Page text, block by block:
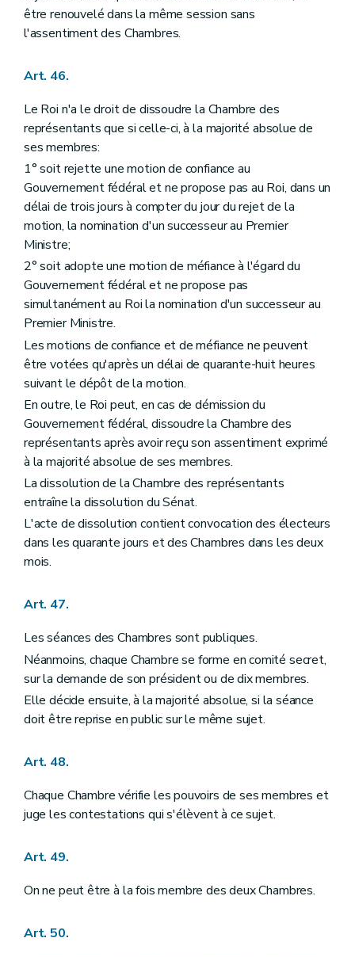
être renouvelé dans la même session sans
l'assentiment des Chambres.
Art. 46.
Le Roi n'a le droit de dissoudre la Chambre des
représentants que si celle-ci, à la majorité absolue de
ses membres:
1° soit rejette une motion de confiance au
Gouvernement fédéral et ne propose pas au Roi, dans un
délai de trois jours à compter du jour du rejet de la
motion, la nomination d'un successeur au Premier
Ministre;
2° soit adopte une motion de méfiance à l'égard du
Gouvernement fédéral et ne propose pas
simultanément au Roi la nomination d'un successeur au
Premier Ministre.
Les motions de confiance et de méfiance ne peuvent
être votées qu'après un délai de quarante-huit heures
suivant le dépôt de la motion.
En outre, le Roi peut, en cas de démission du
Gouvernement fédéral, dissoudre la Chambre des
représentants après avoir reçu son assentiment exprimé
à la majorité absolue de ses membres.
La dissolution de la Chambre des représentants
entraîne la dissolution du Sénat.
L'acte de dissolution contient convocation des électeurs
dans les quarante jours et des Chambres dans les deux
mois.
Art. 47.
Les séances des Chambres sont publiques.
Néanmoins, chaque Chambre se forme en comité secret,
sur la demande de son président ou de dix membres.
Elle décide ensuite, à la majorité absolue, si la séance
doit être reprise en public sur le même sujet.
Art. 48.
Chaque Chambre vérifie les pouvoirs de ses membres et
juge les contestations qui s'élèvent à ce sujet.
Art. 49.
On ne peut être à la fois membre des deux Chambres.
Art. 50.